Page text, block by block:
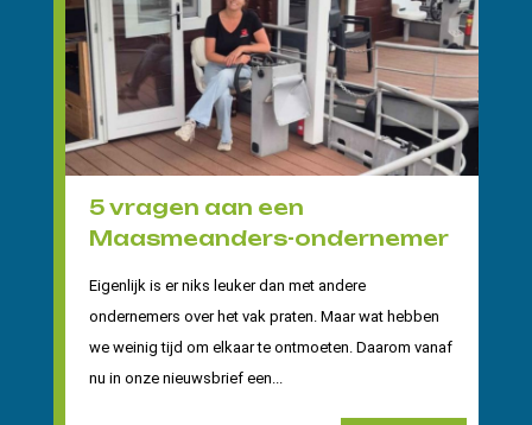
5 vragen aan een
Maasmeanders-ondernemer
Eigenlijk is er niks leuker dan met andere
ondernemers over het vak praten. Maar wat hebben
we weinig tijd om elkaar te ontmoeten. Daarom vanaf
nu in onze nieuwsbrief een...